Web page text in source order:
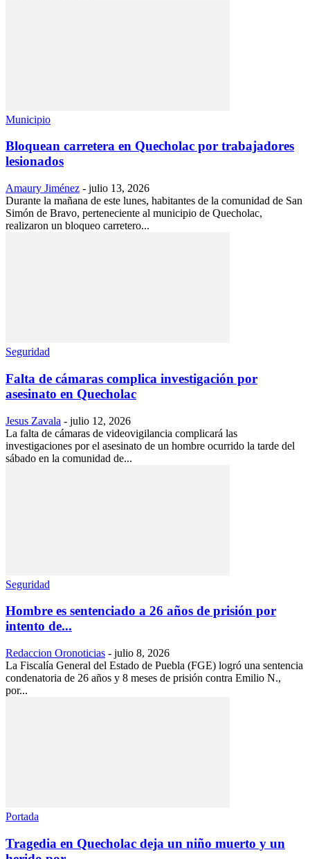
Municipio
Bloquean carretera en Quecholac por trabajadores
lesionados
Amaury Jiménez - julio 13, 2026
Durante la mañana de este lunes, habitantes de la comunidad de San
Simón de Bravo, perteneciente al municipio de Quecholac,
realizaron un bloqueo carretero...
Seguridad
Falta de cámaras complica investigación por
asesinato en Quecholac
Jesus Zavala - julio 12, 2026
La falta de cámaras de videovigilancia complicará las
investigaciones por el asesinato de un hombre ocurrido la tarde del
sábado en la comunidad de...
Seguridad
Hombre es sentenciado a 26 años de prisión por
intento de...
Redaccion Oronoticias - julio 8, 2026
La Fiscalía General del Estado de Puebla (FGE) logró una sentencia
condenatoria de 26 años y 8 meses de prisión contra Emilio N.,
por...
Portada
Tragedia en Quecholac deja un niño muerto y un